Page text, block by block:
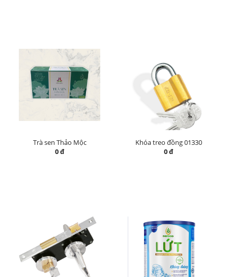
Trà sen Thảo Mộc
0 đ
Khóa treo đồng 01330
0 đ